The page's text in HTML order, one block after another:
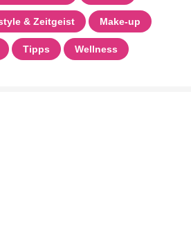
& Zeitgeist Make-up
Tipps Wellness